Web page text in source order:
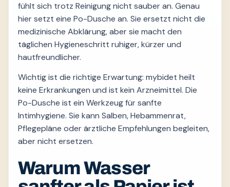
fühlt sich trotz Reinigung nicht sauber an. Genau
hier setzt eine Po-Dusche an. Sie ersetzt nicht die
medizinische Abklärung, aber sie macht den
täglichen Hygieneschritt ruhiger, kürzer und
hautfreundlicher.
Wichtig ist die richtige Erwartung: mybidet heilt
keine Erkrankungen und ist kein Arzneimittel. Die
Po-Dusche ist ein Werkzeug für sanfte
Intimhygiene. Sie kann Salben, Hebammenrat,
Pflegepläne oder ärztliche Empfehlungen begleiten,
aber nicht ersetzen.
Warum Wasser